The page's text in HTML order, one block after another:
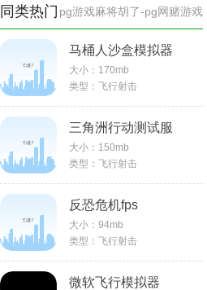
pg游戏麻将胡了-pg网赌游戏
同类热门
马桶人沙盒模拟器
大小： 170mb
类型： 飞行射击
三角洲行动测试服
大小： 150mb
类型： 飞行射击
反恐危机fps
commando
大小： 94mb
类型： 飞行射击
微软飞行模拟器